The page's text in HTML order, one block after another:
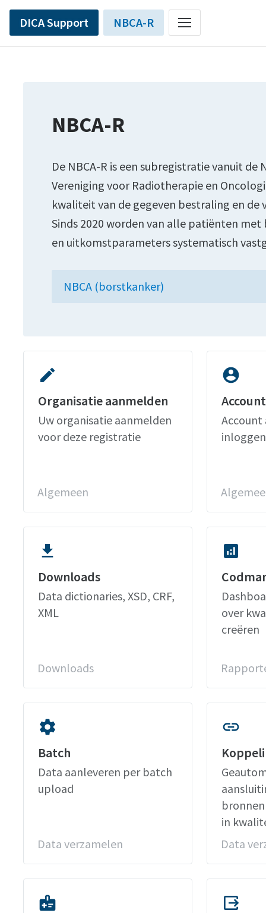
DICA Support NBCA-R
NBCA-R
De NBCA-R is een subregistratie vanuit
Vereniging voor Radiotherapie en
kwaliteit van de gegeven bestraling en
Sinds 2020 worden van alle patiënten
en uitkomstparameters systematisch
NBCA (borstkanker)
edit
Organisatie aanmelden
Uw organisatie aanmelden
voor deze registratie
Algemeen
account_circle
Account
Account
file_download
Downloads
Data dictionaries, XSD, CRF,
XML
Downloads
analytics
over
creëren
settings
Batch
Data aanleveren per batch
upload
Data verzamelen
link
in
Data
medical_information output